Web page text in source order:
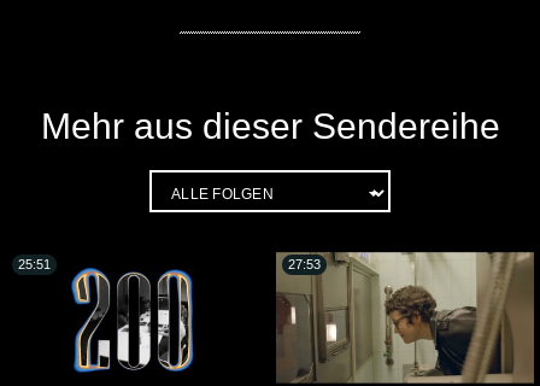
Mehr aus dieser Sendereihe
25:51 27:53